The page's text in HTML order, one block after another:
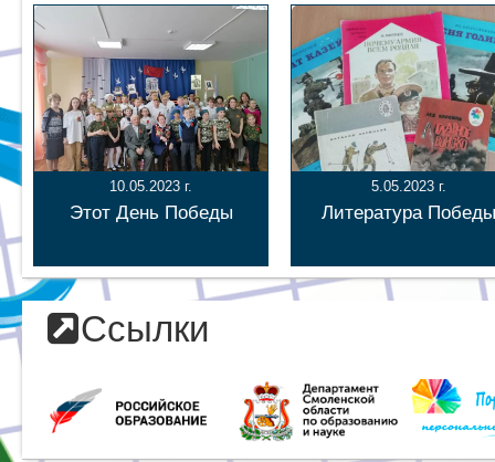
10.05.2023 г.
Этот День Победы
5.05.2023 г.
Литература Победы
Ссылки